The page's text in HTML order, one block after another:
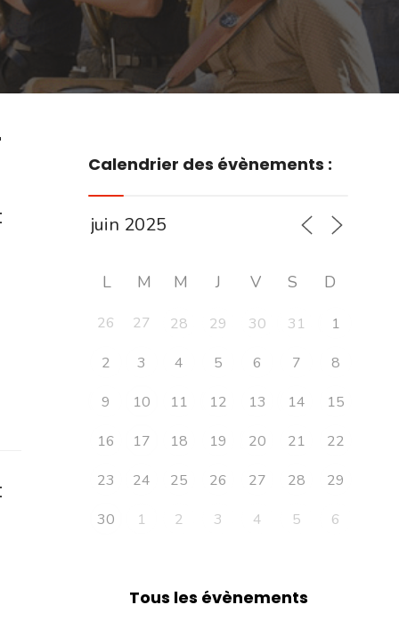
Calendrier des évènements :
L M M J V S D
26 27 28 29 30 31
1
2
3 4 5 6 7
8
9
10 11 12 13 14
15
16
17 18 19 20 21
22
23
24 25 26 27 28
29
30
1 2 3 4 5 6
Tous les évènements